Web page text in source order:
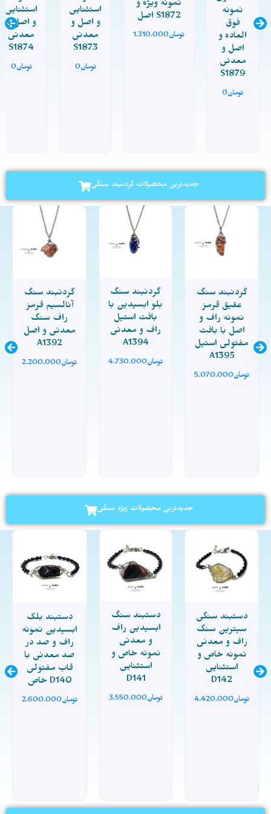
نمونه
فوق
العاده و
اصل و
معدنی
S1879
تومان0
نمونه ویژه و
اصل S1872
تومان1.310.000
استثنایی
و اصل و
معدنی
S1873
تومان0
استثنایی
و اصل و
معدنی
S1874
تومان0
جدیدترین محصولات گردنبند سنگی
گردنبند سنگ
عقیق قرمز
نمونه راف و
اصل با بافت
مفتولی استیل
A1395
تومان5.070.000
گردنبند سنگ
بلو ابسیدین با
بافت استیل
راف و معدنی
A1394
تومان4.730.000
گردنبند سنگ
آنالسیم قرمز
راف سنگ
معدنی و اصل
A1392
تومان2.200.000
جدیدترین محصولات ویژه سنگی
دستبند سنگی
سیترین سنگ
راف و معدنی
نمونه خاص و
استثنایی
D142
تومان4.420.000
دستبند سنگ
ابسیدین راف
و معدنی
نمونه خاص و
استثنایی
D141
تومان3.550.000
دستبند بلک
ابسیدین نمونه
راف و صد در
صد معدنی با
قاب مفتولی
خاص D140
تومان2.600.000